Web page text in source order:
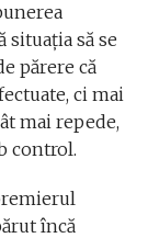
situația să se
părere că
ci mai
mai repede,
control.
încă